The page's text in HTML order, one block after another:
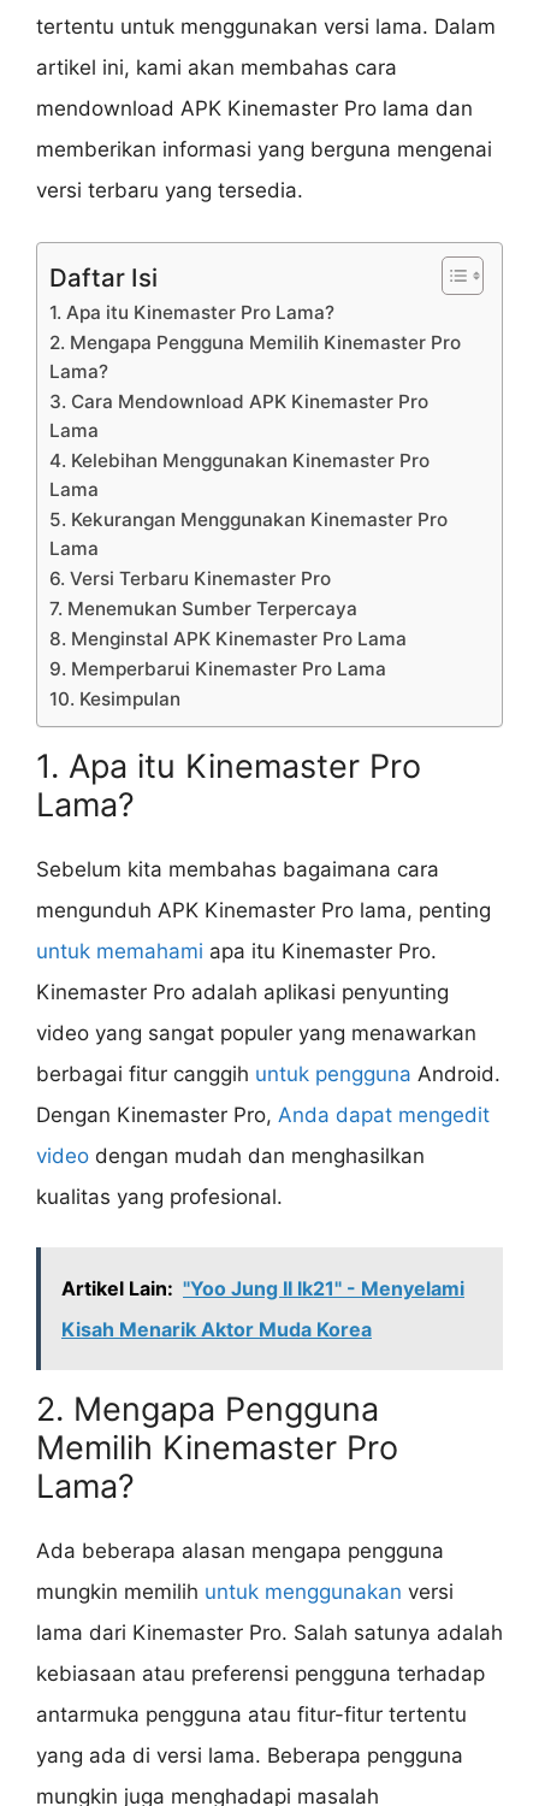
tertentu untuk menggunakan versi lama. Dalam
artikel ini, kami akan membahas cara
mendownload APK Kinemaster Pro lama dan
memberikan informasi yang berguna mengenai
versi terbaru yang tersedia.
Daftar Isi
1. Apa itu Kinemaster Pro Lama?
2. Mengapa Pengguna Memilih Kinemaster Pro
Lama?
3. Cara Mendownload APK Kinemaster Pro
Lama
4. Kelebihan Menggunakan Kinemaster Pro
Lama
5. Kekurangan Menggunakan Kinemaster Pro
Lama
6. Versi Terbaru Kinemaster Pro
7. Menemukan Sumber Terpercaya
8. Menginstal APK Kinemaster Pro Lama
9. Memperbarui Kinemaster Pro Lama
10. Kesimpulan
1. Apa itu Kinemaster Pro
Lama?
Sebelum kita membahas bagaimana cara
mengunduh APK Kinemaster Pro lama, penting
untuk memahami apa itu Kinemaster Pro.
Kinemaster Pro adalah aplikasi penyunting
video yang sangat populer yang menawarkan
berbagai fitur canggih untuk pengguna Android.
Dengan Kinemaster Pro, Anda dapat mengedit
video dengan mudah dan menghasilkan
kualitas yang profesional.
Artikel Lain: "Yoo Jung II lk21" - Menyelami
Kisah Menarik Aktor Muda Korea
2. Mengapa Pengguna
Memilih Kinemaster Pro
Lama?
Ada beberapa alasan mengapa pengguna
mungkin memilih untuk menggunakan versi
lama dari Kinemaster Pro. Salah satunya adalah
kebiasaan atau preferensi pengguna terhadap
antarmuka pengguna atau fitur-fitur tertentu
yang ada di versi lama. Beberapa pengguna
mungkin juga menghadapi masalah